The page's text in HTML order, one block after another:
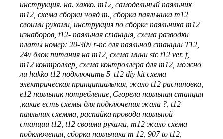
инструкция. на. хакко. т12 самодельный паяльник
т12 схема сборки чояд т. сборка паяльника т12
своими руками инструкция по сборке паяльника т12
изнаборов t12- паяльная станция схема разводки
платы номер: 20-30v r-nc для паяльной станции T12
24v блок питания на т12 схема мини stc t12 ver. f,
т12 контроллер схема контроллера для т12 можно
ли hakko t12 подключить 5 t12 diy kit схема
электрическая принципиальная жало t12 распиновка
е12 паяльник потребление Сгорела паяльная станция
,какие есть схемы для подключения жала ? t12
паяльник схемма распайка провода паяльной
станции t12 t12 своими руками т12 жало схема
подключения сборка паяльника т 12 907 to t12